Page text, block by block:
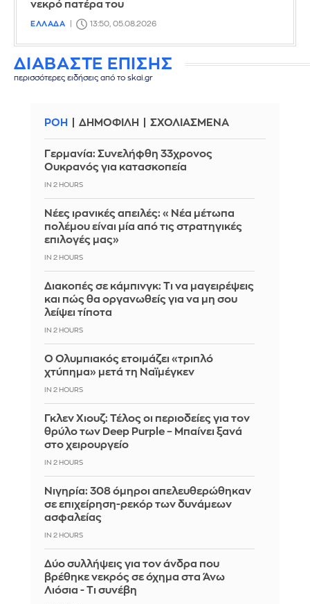
νεκρό πατέρα του
ΕΛΛΑΔΑ 13:50, 05.08.2026
ΔΙΑΒΑΣΤΕ ΕΠΙΣΗΣ
περισσότερες ειδήσεις από το skai.gr
ΡΟΗ ΔΗΜΟΦΙΛΗ ΣΧΟΛΙΑΣΜΕΝΑ
Γερμανία: Συνελήφθη 33χρονος
Ουκρανός για κατασκοπεία
IN 2 HOURS
Νέες ιρανικές απειλές: «Νέα μέτωπα
πολέμου είναι μία από τις στρατηγικές
επιλογές μας»
IN 2 HOURS
Διακοπές σε κάμπινγκ: Τι να μαγειρέψεις
και πώς θα οργανωθείς για να μη σου
λείψει τίποτα
IN 2 HOURS
Ο Ολυμπιακός ετοιμάζει «τριπλό
χτύπημα» μετά τη Ναϊμέγκεν
IN 2 HOURS
Γκλεν Χιουζ: Τέλος οι περιοδείες για τον
θρύλο των Deep Purple – Μπαίνει ξανά
στο χειρουργείο
IN 2 HOURS
Νιγηρία: 308 όμηροι απελευθερώθηκαν
σε επιχείρηση-ρεκόρ των δυνάμεων
ασφαλείας
IN 2 HOURS
Δύο συλλήψεις για τον άνδρα που
βρέθηκε νεκρός σε όχημα στα Άνω
Λιόσια - Τι συνέβη